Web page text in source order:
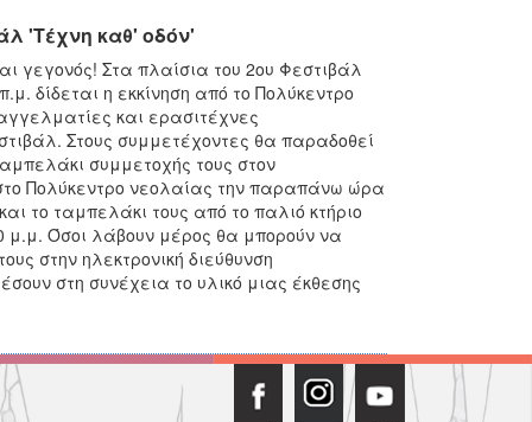
'Τέχνη καθ' οδόν'
γεγονός! Στα πλαίσια του 2ου Φεστιβάλ
δίδεται η εκκίνηση από το Πολύκεντρο
και ερασιτέχνες
Στους συμμετέχοντες θα παραδοθεί
συμμετοχής τους στον
Πολύκεντρο νεολαίας την παραπάνω ώρα
το ταμπελάκι τους από το παλιό κτήριο
μ.μ. Όσοι λάβουν μέρος θα μπορούν να
στην ηλεκτρονική διεύθυνση
στη συνέχεια το υλικό μιας έκθεσης